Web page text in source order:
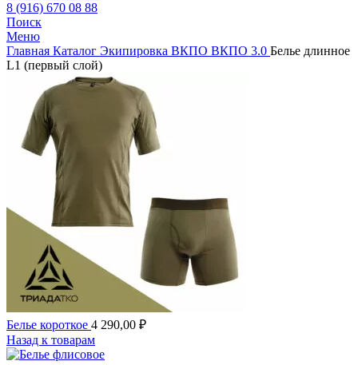
8 (916) 670 08 88
Поиск
Меню
Главная Каталог Экипировка ВКПО ВКПО 3.0 Белье длинное
L1 (первый слой)
Белье короткое 4 290,00 ₽
Назад к товарам